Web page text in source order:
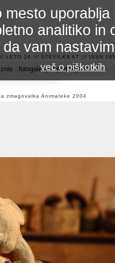
LETO 24 :// ŠTEVILKA 67 :// ISSN
fotogalerije
področje 42
zmagovalka Animateke 2004
mesto
analitiko in
vam
več o piškotkih